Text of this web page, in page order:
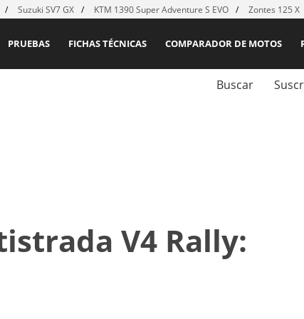
Suzuki SV7 GX KTM 1390 Super Adventure S EVO Zontes 125 X
COMPARADOR DE MOTOS
FICHAS TÉCNICAS
PRUEBAS
Buscar
V4 Rally: